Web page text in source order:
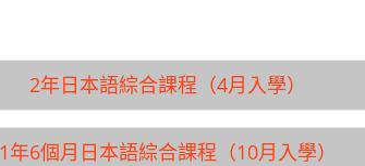
2年日本語綜合課程（4月入學）
學校名稱
1年6個月日本語綜合課程（10月入學）